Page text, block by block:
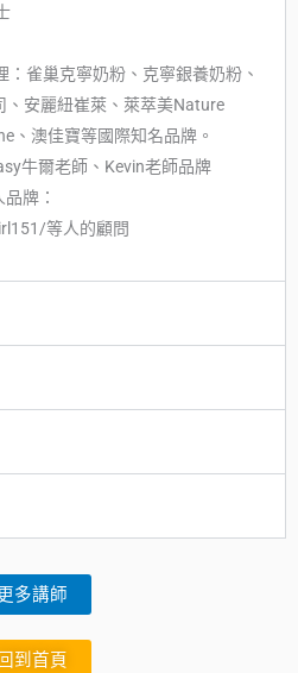
：雀巢克寧奶粉、克寧銀養奶粉、
、安麗紐崔萊、萊萃美Nature
、澳佳寶等國際知名品牌。
牛爾老師、Kevin老師品牌
牌：
等人的顧問
多講師
回到首頁